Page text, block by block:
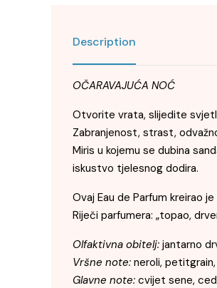
Description
OČARAVAJUĆA NOĆ
Otvorite vrata, slijedite
Zabranjenost, strast,
Miris u kojemu se dubina
iskustvo tjelesnog dodira.
Ovaj Eau de Parfum kreirao
Riječi parfumera: „topao,
Olfaktivna obitelj: jantarno
Vršne note: neroli,
Glavne note: cvijet sene,